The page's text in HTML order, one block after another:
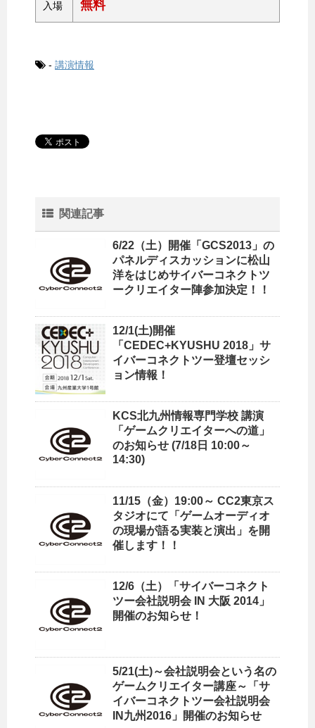
入場 無料
- 講演情報
関連記事
6/22（土）開催「GCS2013」の
パネルディスカッションに松山
洋をはじめサイバーコネクトツ
ークリエイター陣参加決定！！
12/1(土)開催
「CEDEC+KYUSHU 2018」サ
イバーコネクトツー登壇セッシ
ョン情報！
KCS北九州情報専門学校 講演
「ゲームクリエイターへの道」
のお知らせ (7/18日 10:00～
14:30)
11/15（金）19:00～ CC2東京ス
タジオにて「ゲームオーディオ
の現場が語る実装と演出」を開
催します！！
12/6（土）「サイバーコネクト
ツー会社説明会 IN 大阪 2014」
開催のお知らせ！
5/21(土)～会社説明会という名の
ゲームクリエイター講座～「サ
イバーコネクトツー会社説明会
IN九州2016」開催のお知らせ